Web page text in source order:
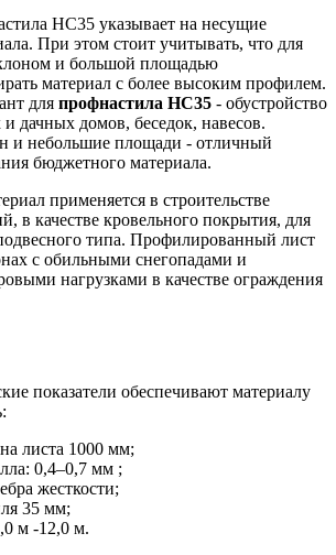
НС35 указывает на несущие
При этом стоит учитывать, что для
и большой площадью
материал с более высоким профилем.
для профнастила НС35 - обустройство
дачных домов, беседок, навесов.
и небольшие площади - отличный
бюджетного материала.
применяется в строительстве
в качестве кровельного покрытия, для
типа. Профилированный лист
с обильными снегопадами и
нагрузками в качестве ограждения
показатели обеспечивают материалу
листа 1000 мм;
0,4–0,7 мм ;
жесткости;
35 мм;
м -12,0 м.